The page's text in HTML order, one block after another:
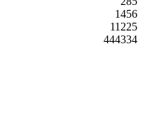
1456
11225
444334